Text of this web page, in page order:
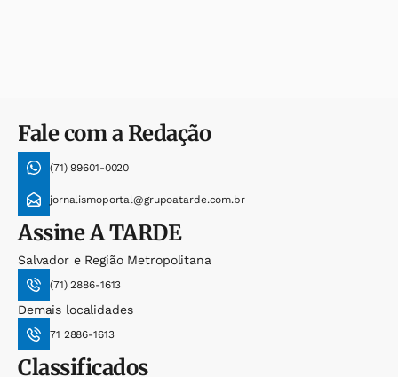
Fale com a Redação
(71) 99601-0020
jornalismoportal@grupoatarde.com.br
AssineA TARDE
Salvador e Região Metropolitana
(71) 2886-1613
Demais localidades
71 2886-1613
Classificados